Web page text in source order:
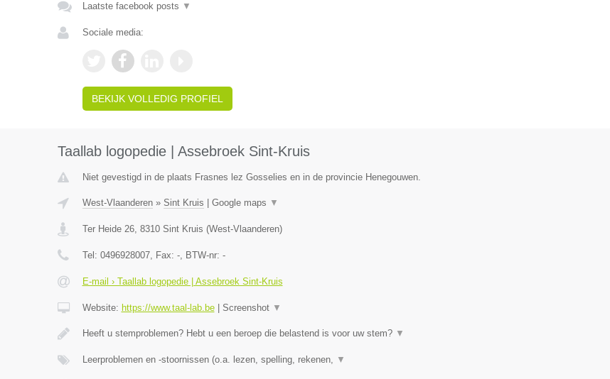
Laatste facebook posts ▼
Sociale media:
BEKIJK VOLLEDIG PROFIEL
Taallab logopedie | Assebroek Sint-Kruis
Niet gevestigd in de plaats Frasnes lez Gosselies en in de provincie Henegouwen.
West-Vlaanderen» Sint Kruis Google maps ▼
Ter Heide 26, 8310 Sint Kruis (West-Vlaanderen)
Tel: 0496928007, Fax: -, BTW-nr: -
E-mail › Taallab logopedie | Assebroek Sint-Kruis
Website: https://www.taal-lab.be| Screenshot ▼
Heeft u stemproblemen? Hebt u een beroep die belastend is voor uw stem? ▼
Leerproblemen en -stoornissen (o.a. lezen, spelling, rekenen, ▼